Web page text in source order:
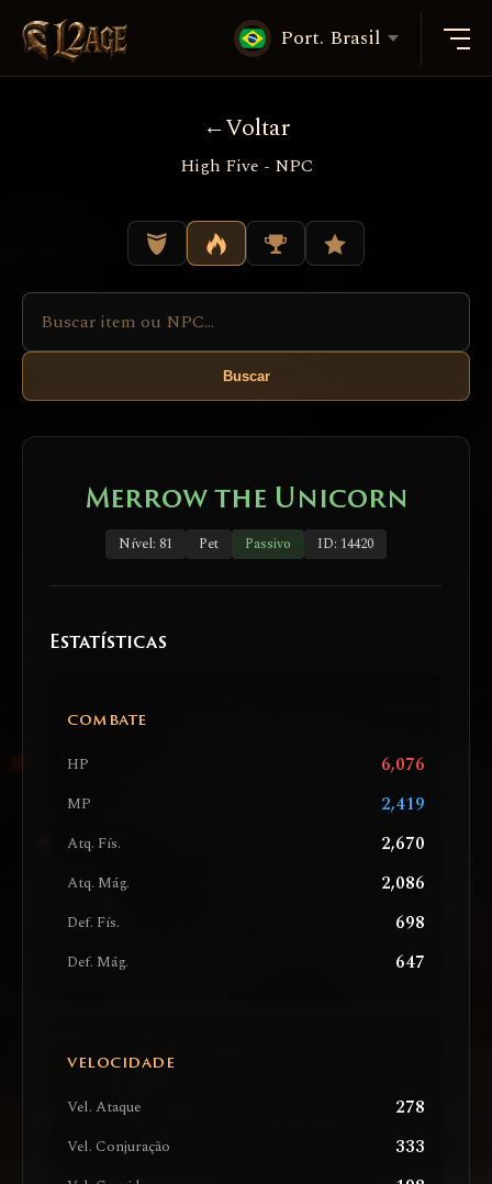
Port. Brasil
Voltar
High Five - NPC
Buscar
Merrow the Unicorn
Nível: 81 Pet Passivo ID: 14420
Estatísticas
COMBATE
HP 6,076
MP 2,419
Atq. Fís. 2,670
Atq. Mág. 2,086
Def. Fís. 698
Def. Mág. 647
VELOCIDADE
Vel. Ataque 278
Vel. Conjuração 333